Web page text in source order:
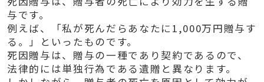
与です。
例えば、「私が死んだらあなたに1,000万円贈与す
る。」といったものです。
死因贈与は、贈与の一種であり契約であるので、
法律的には単独行為である遺贈と異なります。